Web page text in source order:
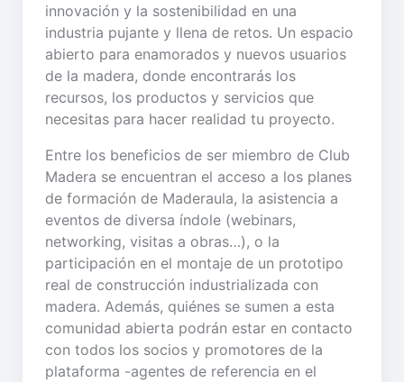
innovación y la sostenibilidad en una
industria pujante y llena de retos. Un espacio
abierto para enamorados y nuevos usuarios
de la madera, donde encontrarás los
recursos, los productos y servicios que
necesitas para hacer realidad tu proyecto.
Entre los beneficios de ser miembro de Club
Madera se encuentran el acceso a los planes
de formación de Maderaula, la asistencia a
eventos de diversa índole (webinars,
networking, visitas a obras…), o la
participación en el montaje de un prototipo
real de construcción industrializada con
madera. Además, quiénes se sumen a esta
comunidad abierta podrán estar en contacto
con todos los socios y promotores de la
plataforma -agentes de referencia en el